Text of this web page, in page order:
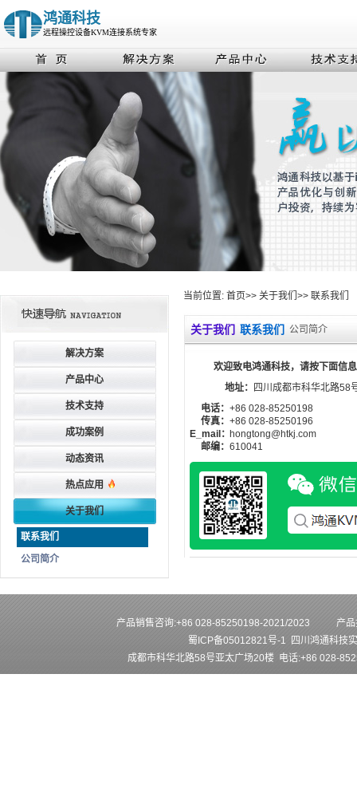
鸿通科技
远程操控设备KVM连接系统专家
解决方案
产品中心
技术支持
成功案例
动态资讯
热点应用
关于我们
联系我们
公司简介
当前位置: 首页>> 关于我们 >> 联系我们
关于我们 联系我们 公司简介
欢迎致电鸿通科技，请按下面信
地址：
四川成都市科华北路58
电话： +86 028-85250198
传真： +86 028-85250196
E_mail： hongtong@htkj.com
邮编： 610041
产品销售咨询:+86 028-85250198-2021/2023
产
蜀ICP备05012821号-1 四川鸿通科技
成都市科华北路58号亚太广场20楼 电话:+86 028-